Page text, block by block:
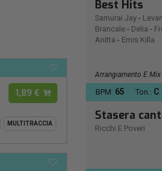
1,89 €
MULTITRACCIA
Best Hits
Samurai Jay -
Brancale - Delia -
Anitta - Emis Killa
Arrangiamento E
BPM: 65 Ton.: C
Stasera
Ricchi E Poveri